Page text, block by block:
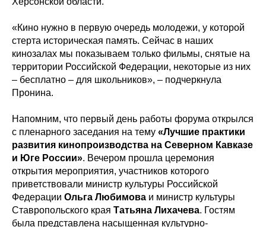
«Кино нужно в первую очередь молодежи, у которой
стерта историческая память. Сейчас в наших
кинозалах мы показываем только фильмы, снятые на
территории Российской Федерации, некоторые из них
– бесплатно – для школьников», – подчеркнула
Пронина.
Напомним, что первый день работы форума открылся
с пленарного заседания на тему «Лучшие практики
развития кинопроизводства на Северном Кавказе
и Юге России». Вечером прошла церемония
открытия мероприятия, участников которого
приветствовали министр культуры Российской
Федерации Ольга Любимова и министр культуры
Ставропольского края Татьяна Лихачева. Гостям
была представлена насыщенная культурно-